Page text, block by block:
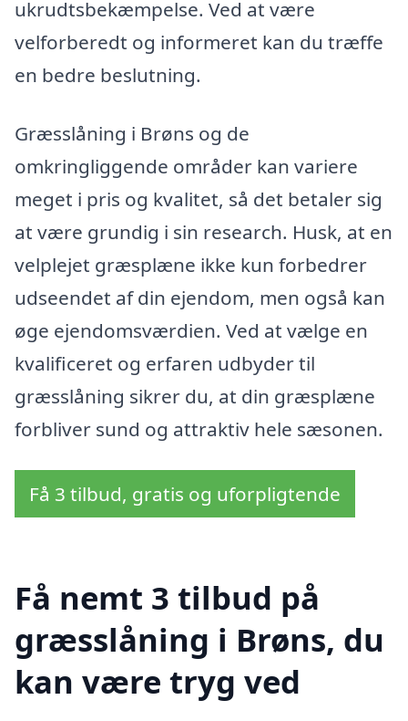
ukrudtsbekæmpelse. Ved at være
velforberedt og informeret kan du træffe
en bedre beslutning.
Græsslåning i Brøns og de
omkringliggende områder kan variere
meget i pris og kvalitet, så det betaler sig
at være grundig i sin research. Husk, at en
velplejet græsplæne ikke kun forbedrer
udseendet af din ejendom, men også kan
øge ejendomsværdien. Ved at vælge en
kvalificeret og erfaren udbyder til
græsslåning sikrer du, at din græsplæne
forbliver sund og attraktiv hele sæsonen.
Få 3 tilbud, gratis og uforpligtende
Få nemt 3 tilbud på
græsslåning i Brøns, du
kan være tryg ved